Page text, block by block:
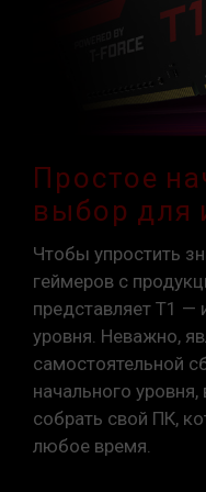
XMP 2.0
пользователем
материнские
указанной
рабочая частота
Разгон
2.0) не является
может повлиять
Если разгон
системы,
умолчанию.
Указанная
максимально
не все системы
Убедитесь, что
процессор
технологии
Простое
выбор для
Чтобы упростить
геймеров с
представляет T1 —
уровня. Неважно,
самостоятельной
начального
собрать свой ПК,
любое время.